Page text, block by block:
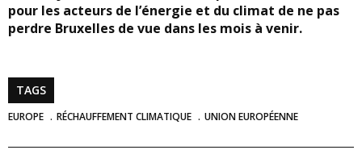
pour les acteurs de l’énergie et du climat de ne pas
perdre Bruxelles de vue dans les mois à venir.
TAGS
EUROPE RÉCHAUFFEMENT CLIMATIQUE UNION EUROPÉENNE